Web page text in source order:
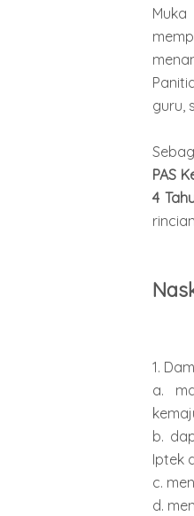
guru,
PAS
4
1.
a.
b.
Iptek
c.
d.